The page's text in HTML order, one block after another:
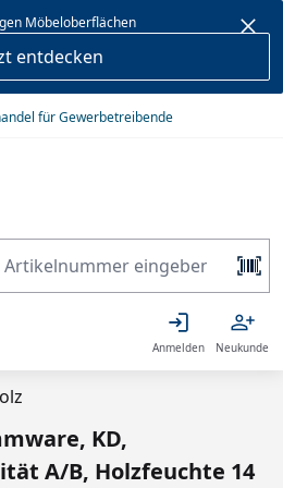
Möbeloberflächen
entdecken
für Gewerbetreibende
Anmelden Neukunde
KD,
A/B, Holzfeuchte 14